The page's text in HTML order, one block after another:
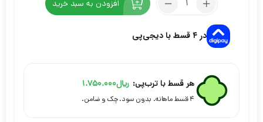
ریال9.500.000
ریال7.000.000
طرح
افزودن به سبد خرید
در ۴ قسط با دیجی‌پی
هر قسط با ترب‌پی: ریال1.750.000
۴ قسط ماهانه. بدون سود، چک و ضامن.